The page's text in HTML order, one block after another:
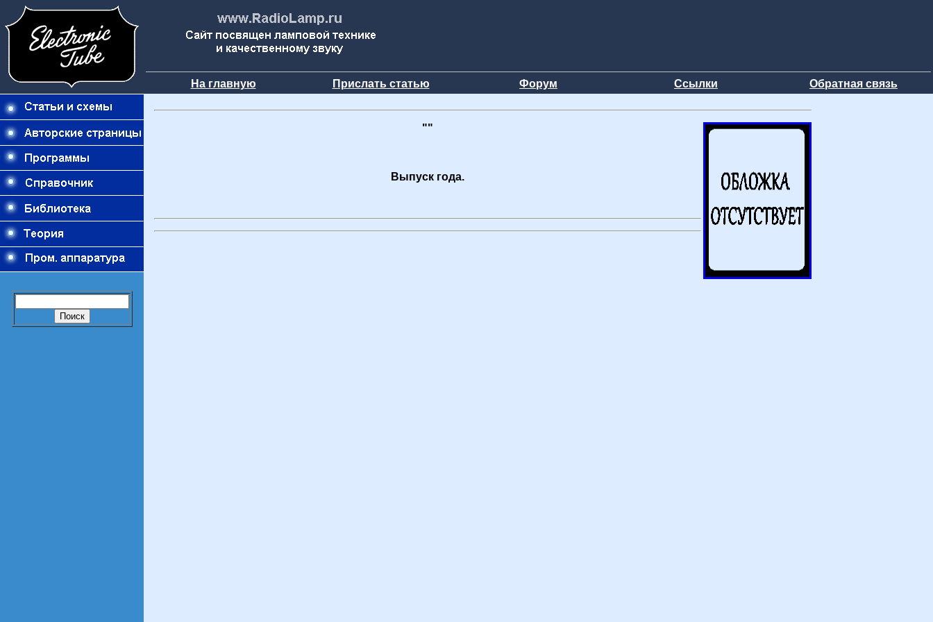
На главную Прислать статью Форум Ссылки Обратная связь
""
Выпуск года.